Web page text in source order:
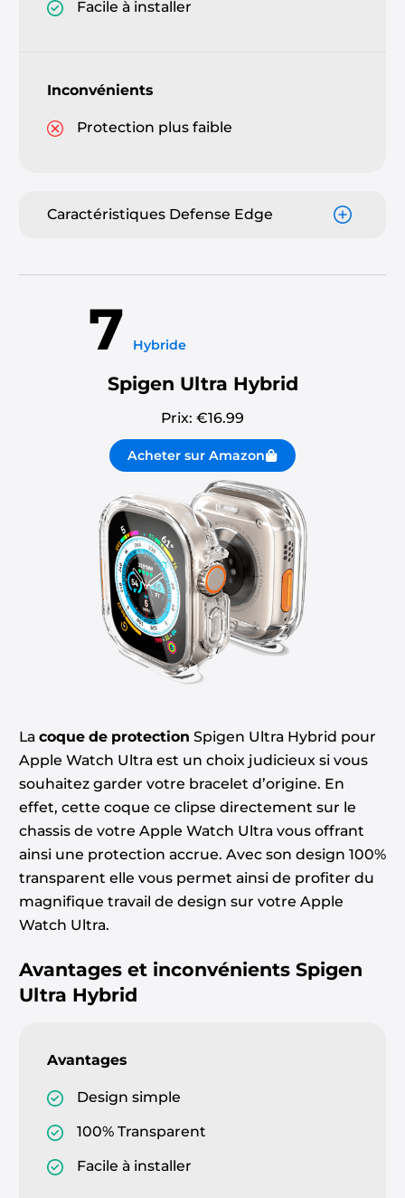
Facile à installer
Inconvénients
Protection plus faible
Caractéristiques Defense Edge
7 Hybride
Spigen Ultra Hybrid
Prix: €16.99
Acheter sur Amazon
La coque de protection Spigen Ultra Hybrid pour
Apple Watch Ultra est un choix judicieux si vous
souhaitez garder votre bracelet d’origine. En
effet, cette coque ce clipse directement sur le
chassis de votre Apple Watch Ultra vous offrant
ainsi une protection accrue. Avec son design 100%
transparent elle vous permet ainsi de profiter du
magnifique travail de design sur votre Apple
Watch Ultra.
Avantages et inconvénients Spigen
Ultra Hybrid
Avantages
Design simple
100% Transparent
Facile à installer